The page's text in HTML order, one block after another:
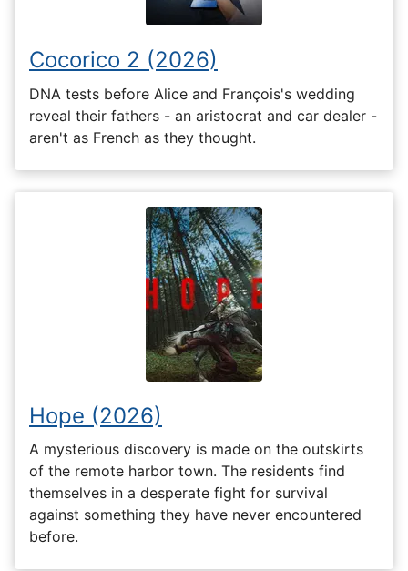
Cocorico 2 (2026)
DNA tests before Alice and François's wedding
reveal their fathers - an aristocrat and car dealer -
aren't as French as they thought.
Hope (2026)
A mysterious discovery is made on the outskirts
of the remote harbor town. The residents find
themselves in a desperate fight for survival
against something they have never encountered
before.